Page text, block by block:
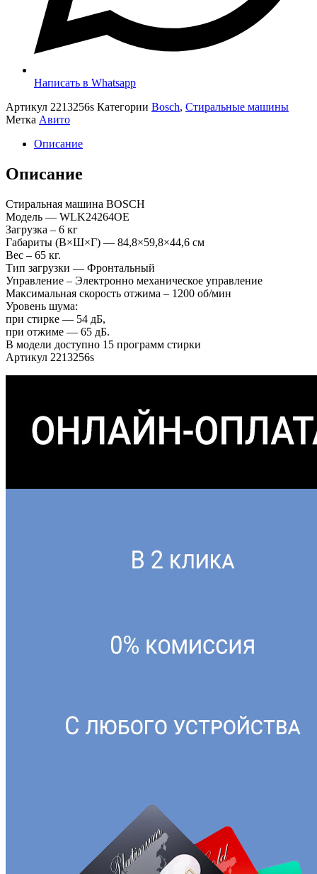
Написать в Whatsapp
Артикул 2213256s Категории Bosch, Стиральные машины
Метка Авито
Описание
Описание
Стиральная машина BOSCH
Модель — WLK24264OE
Загрузка – 6 кг
Габариты (В×Ш×Г) — 84,8×59,8×44,6 см
Вес – 65 кг.
Тип загрузки — Фронтальный
Управление – Электронно механическое управление
Максимальная скорость отжима – 1200 об/мин
Уровень шума:
при стирке — 54 дБ,
при отжиме — 65 дБ.
В модели доступно 15 программ стирки
Артикул 2213256s